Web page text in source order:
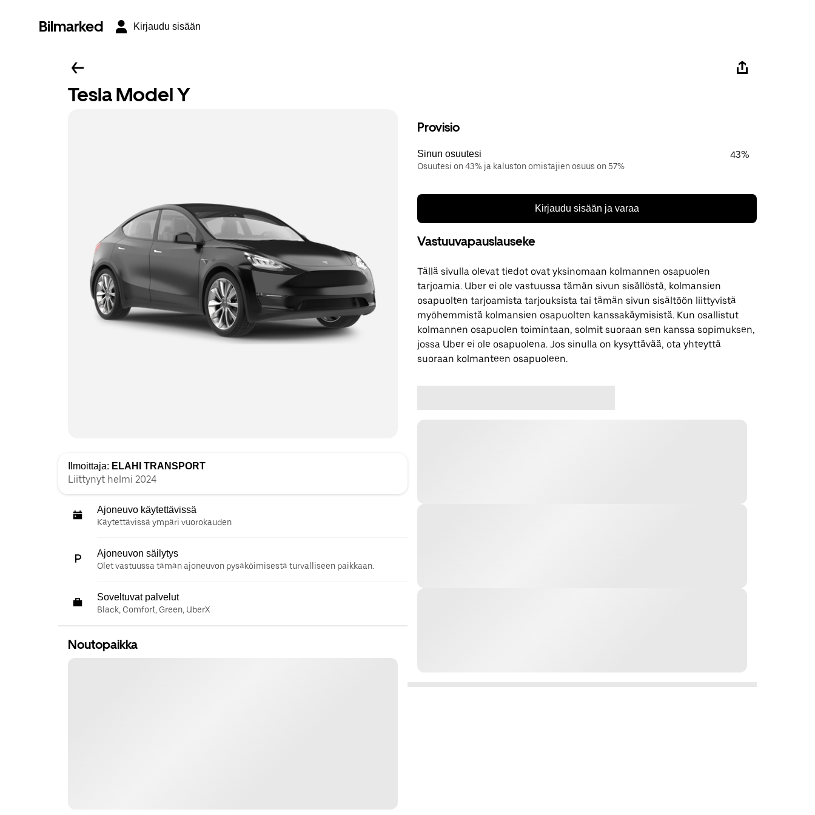
Bilmarked Kirjaudu sisään
Tesla Model Y
Ilmoittaja: ELAHI TRANSPORT
Liittynyt helmi 2024
Ajoneuvo käytettävissä
Käytettävissä ympäri vuorokauden
Ajoneuvon säilytys
Olet vastuussa tämän ajoneuvon pysäköimisestä turvalliseen paikkaan.
Soveltuvat palvelut
Black, Comfort, Green, UberX
Noutopaikka
Provisio
Sinun osuutesi
Osuutesi on 43% ja kaluston omistajien osuus on 57%
43%
Kirjaudu sisään ja varaa
Vastuuvapauslauseke
Tällä sivulla olevat tiedot ovat yksinomaan kolmannen osapuolen
tarjoamia. Uber ei ole vastuussa tämän sivun sisällöstä, kolmansien
osapuolten tarjoamista tarjouksista tai tämän sivun sisältöön liittyvistä
myöhemmistä kolmansien osapuolten kanssakäymisistä. Kun osallistut
kolmannen osapuolen toimintaan, solmit suoraan sen kanssa sopimuksen,
jossa Uber ei ole osapuolena. Jos sinulla on kysyttävää, ota yhteyttä
suoraan kolmanteen osapuoleen.